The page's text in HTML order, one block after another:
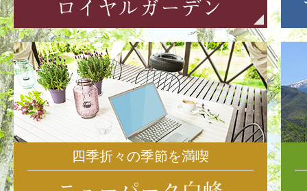
四季折々の季節を満喫